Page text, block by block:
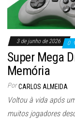
3 de junho de 2026 0
Super Mega
Memória
Por CARLOS ALMEIDA
Voltou à vida após
muitos jogadores